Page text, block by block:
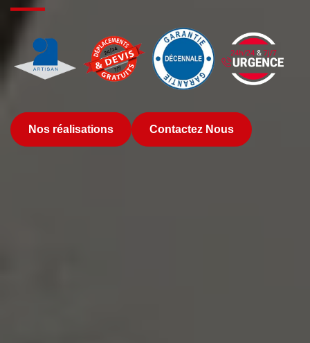
Nos réalisations Contactez Nous